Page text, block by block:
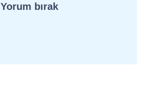
Yorum bırak